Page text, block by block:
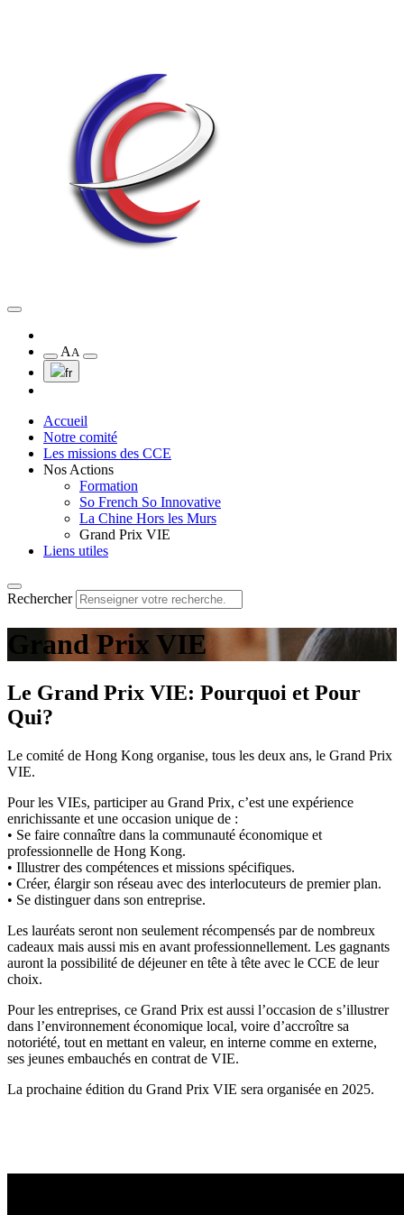
AA
fr
Accueil
Notre comité
Les missions des CCE
Nos Actions
Formation
So French So Innovative
La Chine Hors les Murs
Grand Prix VIE
Liens utiles
Rechercher
Grand Prix VIE
Le Grand Prix VIE: Pourquoi et Pour
Qui?
Le comité de Hong Kong organise, tous les deux ans, le Grand Prix
VIE.
Pour les VIEs, participer au Grand Prix, c’est une expérience
enrichissante et une occasion unique de :
• Se faire connaître dans la communauté économique et
professionnelle de Hong Kong.
• Illustrer des compétences et missions spécifiques.
• Créer, élargir son réseau avec des interlocuteurs de premier plan.
• Se distinguer dans son entreprise.
Les lauréats seront non seulement récompensés par de nombreux
cadeaux mais aussi mis en avant professionnellement. Les gagnants
auront la possibilité de déjeuner en tête à tête avec le CCE de leur
choix.
Pour les entreprises, ce Grand Prix est aussi l’occasion de s’illustrer
dans l’environnement économique local, voire d’accroître sa
notoriété, tout en mettant en valeur, en interne comme en externe,
ses jeunes embauchés en contrat de VIE.
La prochaine édition du Grand Prix VIE sera organisée en 2025.